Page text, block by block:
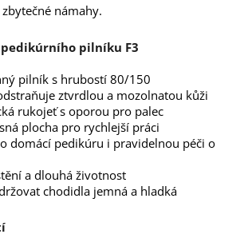
námahy.
pilníku F3
pilník s hrubostí 80/150
ztvrdlou a mozolnatou kůži
rukojeť s oporou pro palec
plocha pro rychlejší práci
domácí pedikúru i pravidelnou péči o
a dlouhá životnost
chodidla jemná a hladká